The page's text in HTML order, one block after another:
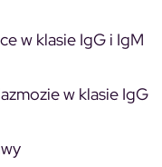
w klasie IgG i IgM
w klasie IgG